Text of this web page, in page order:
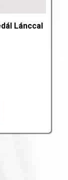
Lánccal